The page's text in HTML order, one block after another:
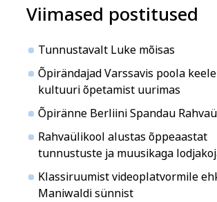
ja ühiskond Veebi- ja
Viimased postitused
Tunnustavalt Luke mõisas
Õpirändajad Varssavis poola
kultuuri õpetamist uurimas
Õpiränne Berliini Spandau
Rahvaülikool alustas õppeaastat
tunnustuste ja muusikaga
Klassiruumist videoplatvormile
Maniwaldi sünnist